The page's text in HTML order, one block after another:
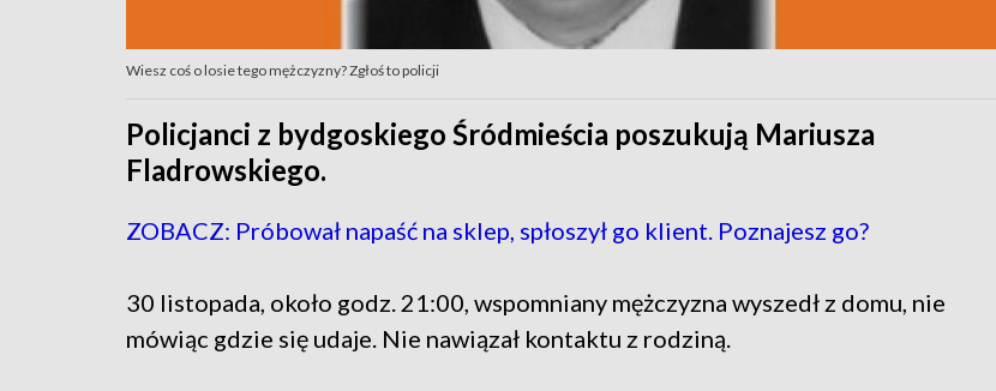
Wiesz coś o losie tego mężczyzny? Zgłoś to policji
Policjanci z bydgoskiego Śródmieścia poszukują Mariusza
Fladrowskiego.
ZOBACZ: Próbował napaść na sklep, spłoszył go klient. Poznajesz go?
30 listopada, około godz. 21:00, wspomniany mężczyzna wyszedł z domu, nie
mówiąc gdzie się udaje. Nie nawiązał kontaktu z rodziną.